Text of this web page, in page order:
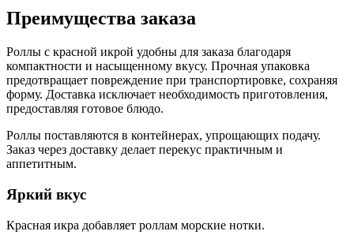
Преимущества заказа
Роллы с красной икрой удобны для заказа благодаря
компактности и насыщенному вкусу. Прочная упаковка
предотвращает повреждение при транспортировке, сохраняя
форму. Доставка исключает необходимость приготовления,
предоставляя готовое блюдо.
Роллы поставляются в контейнерах, упрощающих подачу.
Заказ через доставку делает перекус практичным и
аппетитным.
Яркий вкус
Красная икра добавляет роллам морские нотки.